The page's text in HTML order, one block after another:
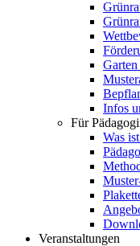
Infos
Für
Was
Veranstaltungen